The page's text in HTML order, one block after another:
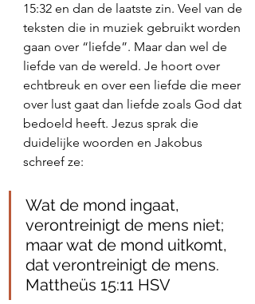
15:32 en dan de laatste zin. Veel van de
teksten die in muziek gebruikt worden
gaan over “liefde”. Maar dan wel de
liefde van de wereld. Je hoort over
echtbreuk en over een liefde die meer
over lust gaat dan liefde zoals God dat
bedoeld heeft. Jezus sprak die
duidelijke woorden en Jakobus
schreef ze:
Wat de mond ingaat,
verontreinigt de mens niet;
maar wat de mond uitkomt,
dat verontreinigt de mens.
Mattheüs 15:11 HSV